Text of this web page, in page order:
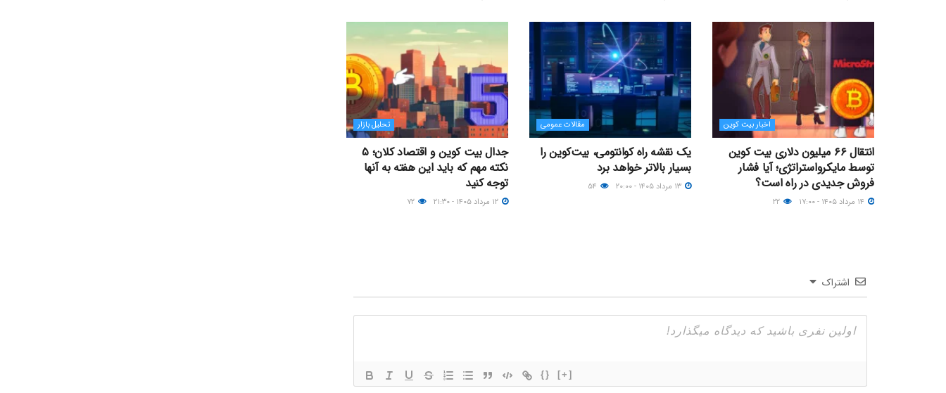
اخبار بیت کوین
انتقال ۶۶ میلیون دلاری بیت کوین
توسط مایکرواستراتژی؛ آیا فشار
فروش جدیدی در راه است؟
مقالات عمومی
یک نقشه راه کوانتومی، بیت‌کوین را
بسیار بالاتر خواهد برد
تحلیل بازار
جدال بیت کوین و اقتصاد کلان؛ ۵
نکته مهم که باید این هفته به آنها
توجه کنید
اشتراک
{} [+]